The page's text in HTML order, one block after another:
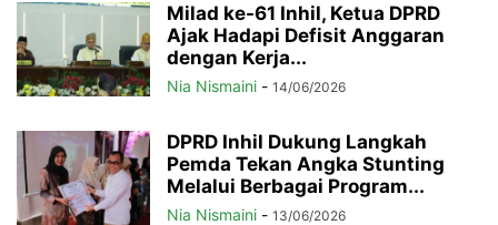
Milad ke-61 Inhil, Ketua DPRD
Ajak Hadapi Defisit Anggaran
dengan Kerja...
Nia Nismaini - 14/06/2026
DPRD Inhil Dukung Langkah
Pemda Tekan Angka Stunting
Melalui Berbagai Program...
Nia Nismaini - 13/06/2026